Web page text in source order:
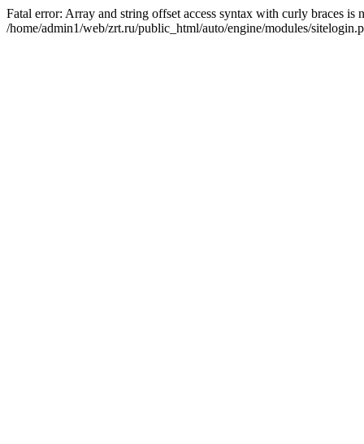
Fatal error: Array and string offset access syntax with curly braces is
/home/admin1/web/zrt.ru/public_html/auto/engine/modules/